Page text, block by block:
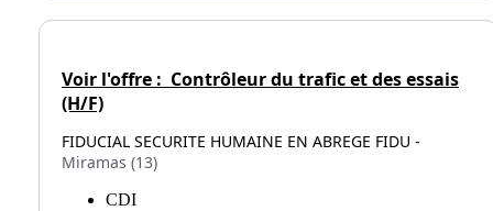
Voir l'offre : Contrôleur du trafic et des essais
(H/F)
FIDUCIAL SECURITE HUMAINE EN ABREGE FIDU -
Miramas (13)
CDI